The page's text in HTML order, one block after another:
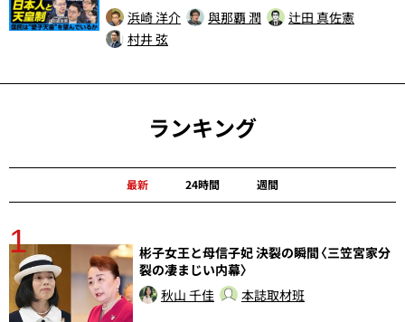
浜崎 洋介 與那覇 潤
辻田 真佐憲
村井 弦
ランキング
最新 24時間 週間
1
彬子女王と母信子妃 決裂の瞬間〈三笠宮家分
裂の凄まじい内幕〉
秋山 千佳
本誌取材班